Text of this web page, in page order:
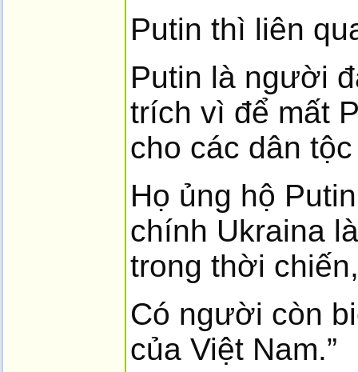
Putin thì liên
Putin là người
trích vì để mất
cho các dân
Họ ủng hộ
chính Ukraina
trong thời
Có người còn
của Việt Nam.”